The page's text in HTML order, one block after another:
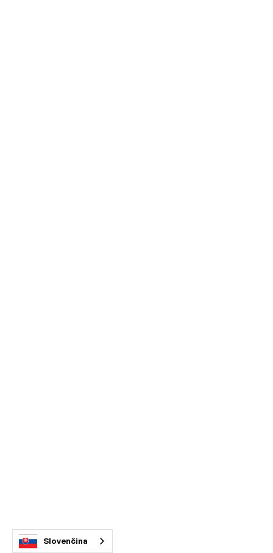
Slovenčina